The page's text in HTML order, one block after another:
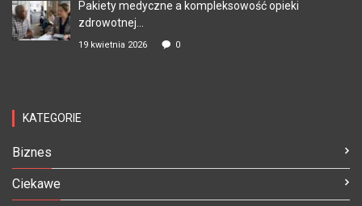
Pakiety medyczne a kompleksowość opieki
zdrowotnej...
19 kwietnia 2026 0
KATEGORIE
Biznes
Ciekawe